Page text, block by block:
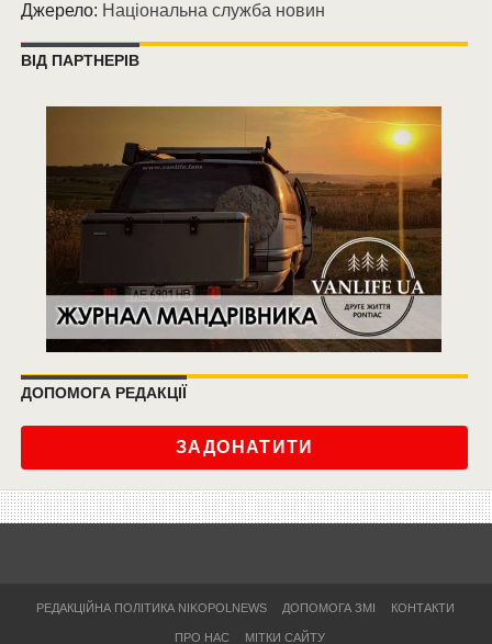
Джерело: Національна служба новин
ВІД ПАРТНЕРІВ
ДОПОМОГА РЕДАКЦІЇ
ЗАДОНАТИТИ
РЕДАКЦІЙНА ПОЛІТИКА NIKOPOLNEWS ДОПОМОГА ЗМІ КОНТАКТИ
ПРО НАС МІТКИ САЙТУ